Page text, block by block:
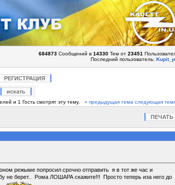
684873Сообщений в 14330Тем от 23451
Последний пользователь:
РЕГИСТРАЦИЯ
и 1 Гость смотрят эту тему. « предыдущая тема следующая
ПЕЧАТЬ
режыме попросил срочно отправить я в тот же час и
не берет.. Рома ЛОШАРА скажите!!! Просто теперь иза него до